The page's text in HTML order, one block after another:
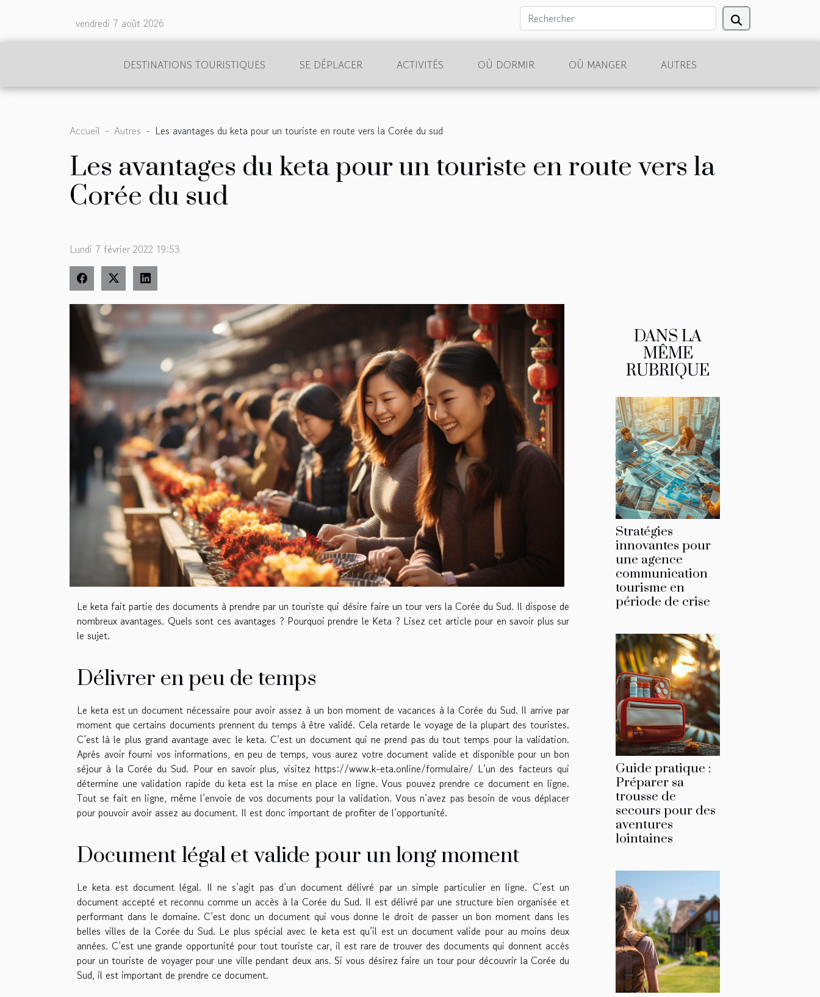
vendredi 7 août 2026
DESTINATIONS TOURISTIQUES SE DÉPLACER ACTIVITÉS OÙ DORMIR OÙ MANGER AUTRES
Accueil Autres Les avantages du keta pour un touriste en route vers la Corée du sud
Les avantages du keta pour un touriste en route vers la
Corée du sud
Lundi 7 février 2022 19:53
Le keta fait partie des documents à prendre par un touriste qui désire faire un tour vers la Corée du Sud. Il dispose de
nombreux avantages. Quels sont ces avantages ? Pourquoi prendre le Keta ? Lisez cet article pour en savoir plus sur
le sujet.
Délivrer en peu de temps
Le keta est un document nécessaire pour avoir assez à un bon moment de vacances à la Corée du Sud. Il arrive par
moment que certains documents prennent du temps à être validé. Cela retarde le voyage de la plupart des touristes.
C’est là le plus grand avantage avec le keta. C’est un document qui ne prend pas du tout temps pour la validation.
Après avoir fourni vos informations, en peu de temps, vous aurez votre document valide et disponible pour un bon
séjour à la Corée du Sud. Pour en savoir plus, visitez https://www.k-eta.online/formulaire/ L’un des facteurs qui
détermine une validation rapide du keta est la mise en place en ligne. Vous pouvez prendre ce document en ligne.
Tout se fait en ligne, même l’envoie de vos documents pour la validation. Vous n’avez pas besoin de vous déplacer
pour pouvoir avoir assez au document. Il est donc important de profiter de l’opportunité.
Document légal et valide pour un long moment
Le keta est document légal. Il ne s’agit pas d’un document délivré par un simple particulier en ligne. C’est un
document accepté et reconnu comme un accès à la Corée du Sud. Il est délivré par une structure bien organisée et
performant dans le domaine. C’est donc un document qui vous donne le droit de passer un bon moment dans les
belles villes de la Corée du Sud. Le plus spécial avec le keta est qu’il est un document valide pour au moins deux
années. C’est une grande opportunité pour tout touriste car, il est rare de trouver des documents qui donnent accès
pour un touriste de voyager pour une ville pendant deux ans. Si vous désirez faire un tour pour découvrir la Corée du
Sud, il est important de prendre ce document.
DANS LA
MÊME
RUBRIQUE
Stratégies
innovantes pour
une agence
communication
tourisme en
période de crise
Guide pratique :
Préparer sa
trousse de
secours pour des
aventures
lointaines